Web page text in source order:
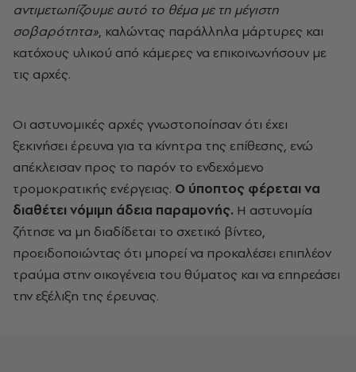
αντιμετωπίζουμε αυτό το θέμα με τη μέγιστη
σοβαρότητα», καλώντας παράλληλα μάρτυρες και
κατόχους υλικού από κάμερες να επικοινωνήσουν με
τις αρχές.
Οι αστυνομικές αρχές γνωστοποίησαν ότι έχει
ξεκινήσει έρευνα για τα κίνητρα της επίθεσης, ενώ
απέκλεισαν προς το παρόν το ενδεχόμενο
τρομοκρατικής ενέργειας. Ο ύποπτος φέρεται να
διαθέτει νόμιμη άδεια παραμονής. Η αστυνομία
ζήτησε να μη διαδίδεται το σχετικό βίντεο,
προειδοποιώντας ότι μπορεί να προκαλέσει επιπλέον
τραύμα στην οικογένεια του θύματος και να επηρεάσει
την εξέλιξη της έρευνας.